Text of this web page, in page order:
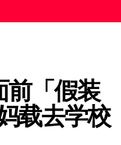
前「假装
载去学校